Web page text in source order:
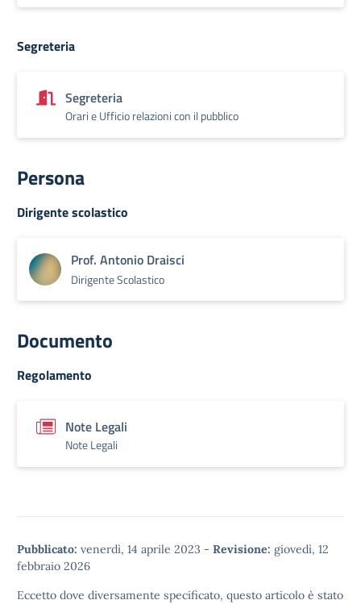
Segreteria
Segreteria
Orari e Ufficio relazioni con il pubblico
Persona
Dirigente scolastico
Prof. Antonio Draisci
Dirigente Scolastico
Documento
Regolamento
Note Legali
Note Legali
Pubblicato: venerdì, 14 aprile 2023 - Revisione: giovedì, 12
febbraio 2026
Eccetto dove diversamente specificato, questo articolo è stato